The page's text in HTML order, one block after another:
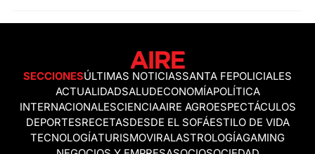
SECCIONESÚLTIMAS NOTICIASSANTA FEPOLICIALES
ACTUALIDADSALUDECONOMÍAPOLÍTICA
INTERNACIONALESCIENCIAAIRE AGROESPECTÁCULOS
DEPORTESRECETASDESDE EL SOFÁESTILO DE VIDA
TECNOLOGÍATURISMOVIRALASTROLOGÍAGAMING